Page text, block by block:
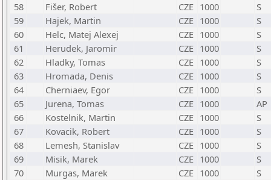
58
Fišer, Robert CZE 1000
S
59
Hajek, Martin CZE 1000
S
60
Helc, Matej Alexej CZE 1000
S
61
Herudek, Jaromir CZE 1000
S
62
Hladky, Tomas CZE 1000
S
63
Hromada, Denis CZE 1000
S
64
Cherniaev, Egor CZE 1000
S
65
Jurena, Tomas CZE 1000
AP
66
Kostelnik, Martin CZE 1000
S
67
Kovacik, Robert CZE 1000
S
68
Lemesh, Stanislav CZE 1000
S
69
Misik, Marek CZE 1000
S
70
Murgas, Marek CZE 1000
S